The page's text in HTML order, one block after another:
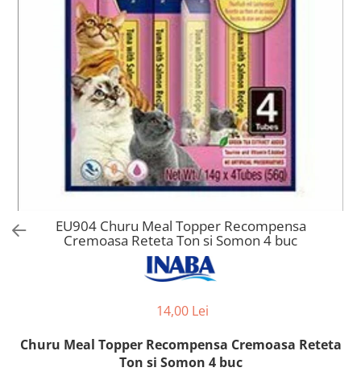
Hrana umeda
Recompense caini
Batoane branza Yak
Castroane si Dozatoare
Culcusuri
Custi si Genti de Transport
Lemne si coarne de cerb sau
EU904 Churu Meal Topper Recompensa
Cremoasa Reteta Ton si Somon 4 buc
14,00 Lei
Churu Meal Topper Recompensa Cremoasa Reteta
Ton si Somon 4 buc